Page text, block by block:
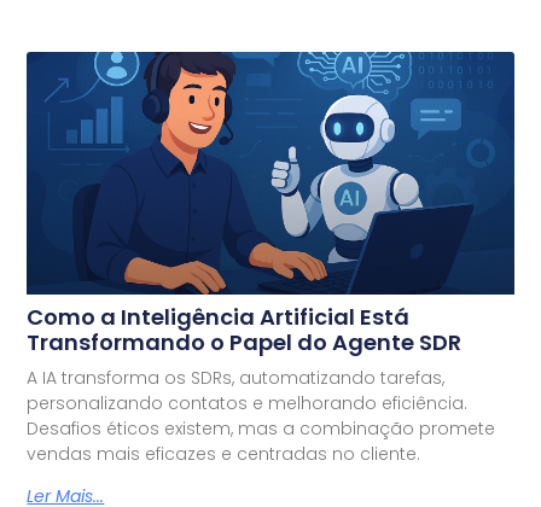
Como a Inteligência Artificial Está
Transformando o Papel do Agente SDR
A IA transforma os SDRs, automatizando tarefas,
personalizando contatos e melhorando eficiência.
Desafios éticos existem, mas a combinação promete
vendas mais eficazes e centradas no cliente.
Ler Mais...